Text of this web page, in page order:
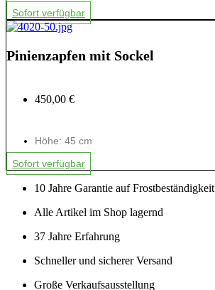
Sofort verfügbar
Pinienzapfen mit Sockel
450,00 €
Höhe: 45 cm
Sofort verfügbar
10 Jahre Garantie auf Frostbeständigkeit
Alle Artikel im Shop lagernd
37 Jahre Erfahrung
Schneller und sicherer Versand
Große Verkaufsausstellung